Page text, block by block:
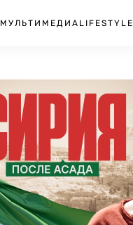
МУЛЬТИМЕДИА LIFESTYLE